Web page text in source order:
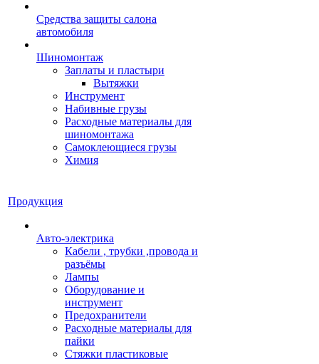
Средства защиты салона
автомобиля
Шиномонтаж
Заплаты и пластыри
Вытяжки
Инструмент
Набивные грузы
Расходные материалы для
шиномонтажа
Самоклеющиеся грузы
Химия
Продукция
Авто-электрика
Кабели , трубки ,провода и
разъёмы
Лампы
Оборудование и
инструмент
Предохранители
Расходные материалы для
пайки
Стяжки пластиковые